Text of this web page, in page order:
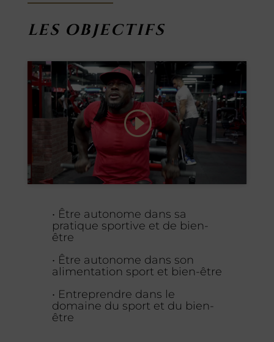
LES OBJECTIFS
Cliquez pour accepter les cookies
marketing et activer ce contenu
• Être autonome dans sa
pratique sportive et de bien-
être
• Être autonome dans son
alimentation sport et bien-être
• Entreprendre dans le
domaine du sport et du bien-
être